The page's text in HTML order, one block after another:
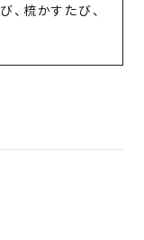
、梳かすたび、